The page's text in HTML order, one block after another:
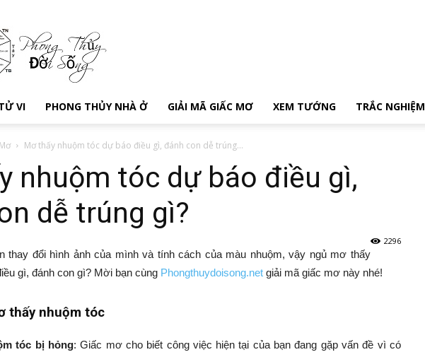
VI PHONG THỦY NHÀ Ở GIẢI MÃ GIẤC MƠ XEM TƯỚNG TRẮC NGHIỆM
Mơ thấy nhuộm tóc dự báo điều gì, đánh con dễ trúng...
nhuộm tóc dự báo điều gì,
dễ trúng gì?
2296
thay đổi hình ảnh của mình và tính cách của màu nhuộm, vậy ngủ mơ thấy
gì, đánh con gì? Mời bạn cùng Phongthuydoisong.net giải mã giấc mơ này nhé!
thấy nhuộm tóc
tóc bị hỏng: Giấc mơ cho biết công việc hiện tại của bạn đang gặp vấn đề vì có